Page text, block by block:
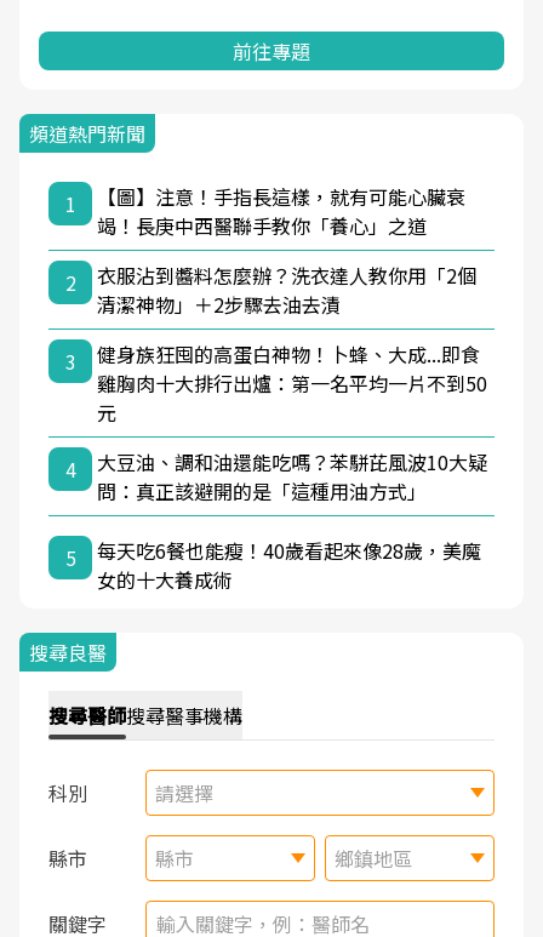
前往專題
頻道熱門新聞
1
【圖】注意！手指長這樣，就有可能心臟衰
竭！長庚中西醫聯手教你「養心」之道
2
衣服沾到醬料怎麼辦？洗衣達人教你用「2個
清潔神物」＋2步驟去油去漬
3
健身族狂囤的高蛋白神物！卜蜂、大成...即食
雞胸肉十大排行出爐：第一名平均一片不到50
元
4
大豆油、調和油還能吃嗎？苯駢芘風波10大疑
問：真正該避開的是「這種用油方式」
5
每天吃6餐也能瘦！40歲看起來像28歲，美魔
女的十大養成術
搜尋良醫
搜尋醫師搜尋醫事機構
科別 請選擇
縣市 縣市 鄉鎮地區
關鍵字